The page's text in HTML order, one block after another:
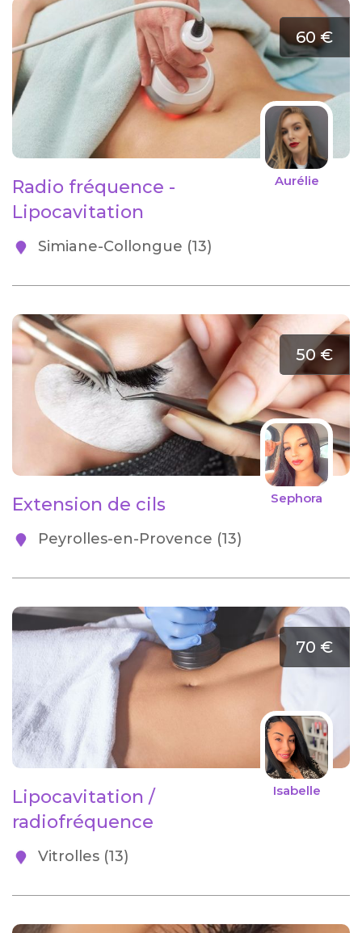
60 €
Aurélie
Radio fréquence -
Lipocavitation
Simiane-Collongue (13)
50 €
Sephora
Extension de cils
Peyrolles-en-Provence (13)
70 €
Isabelle
Lipocavitation /
radiofréquence
Vitrolles (13)